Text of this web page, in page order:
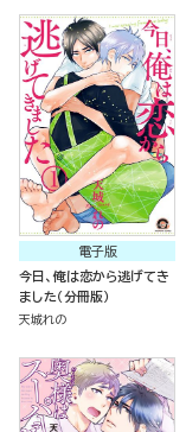
電子版
今日、俺は恋から逃げてき
ました（分冊版）
天城れの